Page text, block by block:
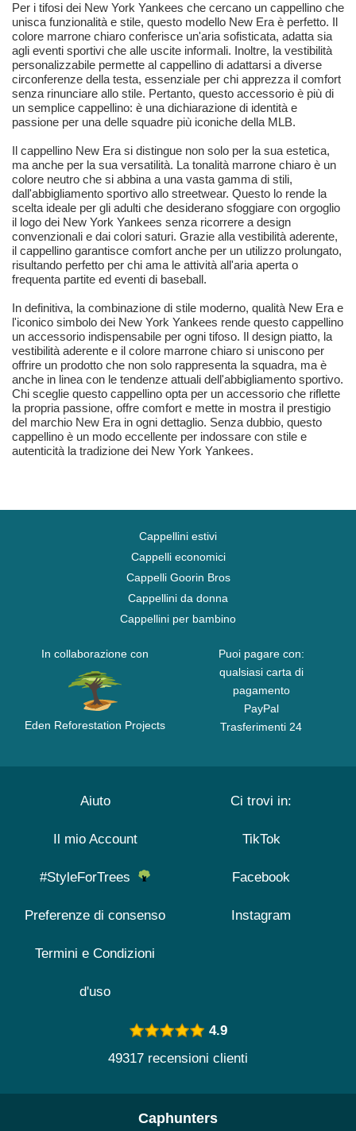
Per i tifosi dei New York Yankees che cercano un cappellino che
unisca funzionalità e stile, questo modello New Era è perfetto. Il
colore marrone chiaro conferisce un'aria sofisticata, adatta sia
agli eventi sportivi che alle uscite informali. Inoltre, la vestibilità
personalizzabile permette al cappellino di adattarsi a diverse
circonferenze della testa, essenziale per chi apprezza il comfort
senza rinunciare allo stile. Pertanto, questo accessorio è più di
un semplice cappellino: è una dichiarazione di identità e
passione per una delle squadre più iconiche della MLB.
Il cappellino New Era si distingue non solo per la sua estetica,
ma anche per la sua versatilità. La tonalità marrone chiaro è un
colore neutro che si abbina a una vasta gamma di stili,
dall'abbigliamento sportivo allo streetwear. Questo lo rende la
scelta ideale per gli adulti che desiderano sfoggiare con orgoglio
il logo dei New York Yankees senza ricorrere a design
convenzionali e dai colori saturi. Grazie alla vestibilità aderente,
il cappellino garantisce comfort anche per un utilizzo prolungato,
risultando perfetto per chi ama le attività all'aria aperta o
frequenta partite ed eventi di baseball.
In definitiva, la combinazione di stile moderno, qualità New Era e
l'iconico simbolo dei New York Yankees rende questo cappellino
un accessorio indispensabile per ogni tifoso. Il design piatto, la
vestibilità aderente e il colore marrone chiaro si uniscono per
offrire un prodotto che non solo rappresenta la squadra, ma è
anche in linea con le tendenze attuali dell'abbigliamento sportivo.
Chi sceglie questo cappellino opta per un accessorio che riflette
la propria passione, offre comfort e mette in mostra il prestigio
del marchio New Era in ogni dettaglio. Senza dubbio, questo
cappellino è un modo eccellente per indossare con stile e
autenticità la tradizione dei New York Yankees.
Cappellini estivi
Cappelli economici
Cappelli Goorin Bros
Cappellini da donna
Cappellini per bambino
In collaborazione con
Eden Reforestation Projects
Puoi pagare con:
qualsiasi carta di
pagamento
PayPal
Trasferimenti 24
Aiuto
Il mio Account
#StyleForTrees
Preferenze di consenso
Termini e Condizioni
d'uso
Ci trovi in:
TikTok
Facebook
Instagram
4.9
49317 recensioni clienti
Caphunters